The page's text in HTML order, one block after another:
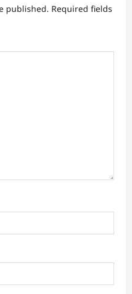
published. Required fields